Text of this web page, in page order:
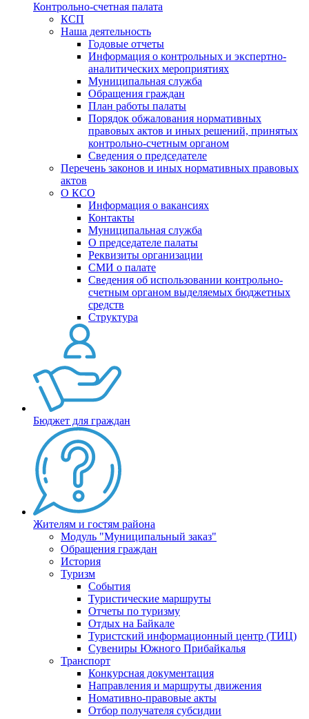
Контрольно-счетная палата
КСП
Наша деятельность
Годовые отчеты
Информация о контрольных и экспертно-
аналитических мероприятиях
Муниципальная служба
Обращения граждан
План работы палаты
Порядок обжалования нормативных
правовых актов и иных решений, принятых
контрольно-счетным органом
Сведения о председателе
Перечень законов и иных нормативных правовых
актов
О КСО
Информация о вакансиях
Контакты
Муниципальная служба
О председателе палаты
Реквизиты организации
СМИ о палате
Сведения об использовании контрольно-
счетным органом выделяемых бюджетных
средств
Структура
Бюджет для граждан
Жителям и гостям района
Модуль "Муниципальный заказ"
Обращения граждан
История
Туризм
События
Туристические маршруты
Отчеты по туризму
Отдых на Байкале
Туристский информационный центр (ТИЦ)
Сувениры Южного Прибайкалья
Транспорт
Конкурсная документация
Направления и маршруты движения
Номативно-правовые акты
Отбор получателя субсидии